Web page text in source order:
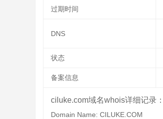
过期时间
DNS
状态
备案信息
ciluke.com域名whois详细记录：
Domain Name: CILUKE.COM